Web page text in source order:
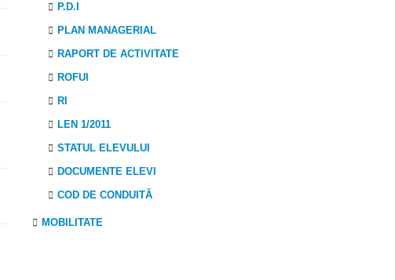
P.D.I
PLAN MANAGERIAL
RAPORT DE ACTIVITATE
ROFUI
RI
LEN 1/2011
STATUL ELEVULUI
DOCUMENTE ELEVI
COD DE CONDUITĂ
MOBILITATE